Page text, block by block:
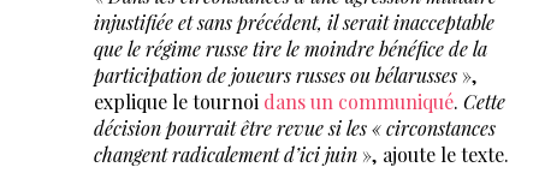
injustifiée et sans précédent, il serait inacceptable
que le régime russe tire le moindre bénéfice de la
participation de joueurs russes ou bélarusses»,
explique le tournoi dans un communiqué. Cette
décision pourrait être revue si les « circonstances
changent radicalement d’ici juin», ajoute le texte.